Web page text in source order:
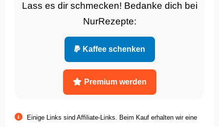
Lass es dir schmecken! Bedanke dich bei
NurRezepte:
Kaffee schenken
Premium werden
Einige Links sind Affiliate-Links. Beim Kauf erhalten wir eine